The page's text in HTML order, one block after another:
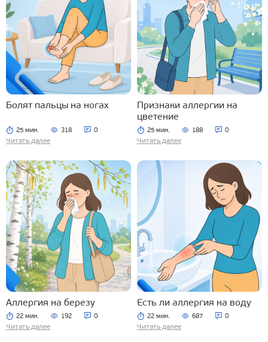
Болят пальцы на ногах
25 мин. 318 0
Читать далее
Признаки аллергии на
цветение
25 мин. 188 0
Читать далее
Аллергия на березу
22 мин. 192 0
Читать далее
Есть ли аллергия на воду
22 мин. 687 0
Читать далее